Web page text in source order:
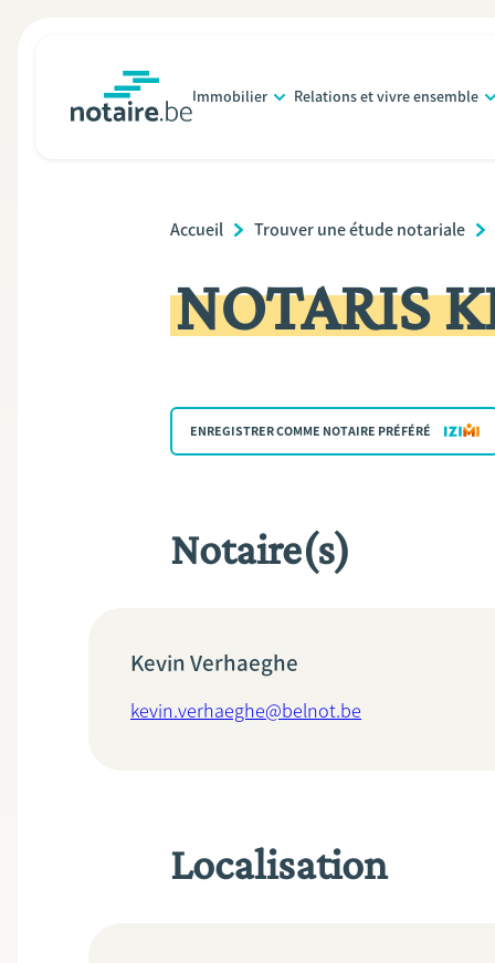
principal
Immobilier Relations et vivre ensemble
Breadcrumb
Accueil Trouver une étude notariale
NOTARIS
ENREGISTRER COMME NOTAIRE PRÉFÉRÉ
Notaire(s)
Kevin Verhaeghe
kevin.verhaeghe@belnot.be
Localisation